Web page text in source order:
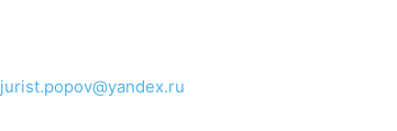
jurist.popov@yandex.ru